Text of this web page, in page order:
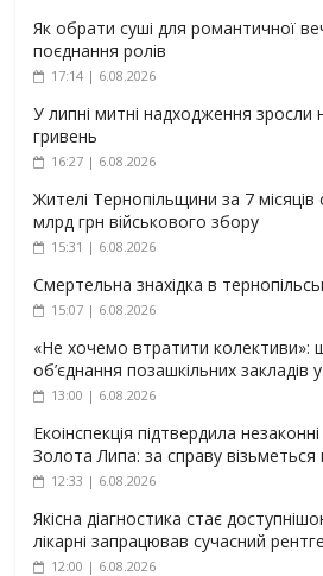
Як обрати суші для романтичної
поєднання ролів
17:14 | 6.08.2026
У липні митні надходження зросли
гривень
16:27 | 6.08.2026
Жителі Тернопільщини за 7
млрд грн військового збору
15:31 | 6.08.2026
Смертельна знахідка в
15:07 | 6.08.2026
«Не хочемо втратити колективи»:
об’єднання позашкільних закладів
13:00 | 6.08.2026
Екоінспекція підтвердила
Золота Липа: за справу візьметься
12:33 | 6.08.2026
Якісна діагностика стає
лікарні запрацював сучасний
12:00 | 6.08.2026